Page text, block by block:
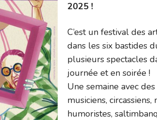
2025 !
C’est un festival des
dans les six bastides
plusieurs spectacles
journée et en soirée !
Une semaine avec
musiciens,
humoristes,